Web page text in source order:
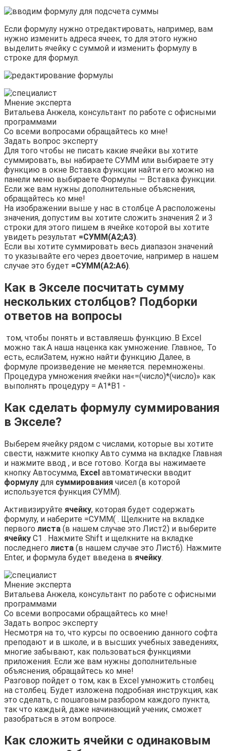
Если формулу нужно отредактировать, например, вам
нужно изменить адреса ячеек, то для этого нужно
выделить ячейку с суммой и изменить формулу в
строке для формул.
Мнение эксперта
Витальева Анжела, консультант по работе с офисными
программами
Со всеми вопросами обращайтесь ко мне!
Задать вопрос эксперту
Для того чтобы не писать какие ячейки вы хотите
суммировать, вы набираете СУММ или выбираете эту
функцию в окне Вставка функции найти его можно на
панели меню выбираете Формулы — Вставка функции.
Если же вам нужны дополнительные объяснения,
обращайтесь ко мне!
На изображении выше у нас в столбце А расположены
значения, допустим вы хотите сложить значения 2 и 3
строки для этого пишем в ячейке которой вы хотите
увидеть результат =СУММ(A2;A3).
Если вы хотите суммировать весь диапазон значений
то указывайте его через двоеточие, например в нашем
случае это будет =СУММ(A2:A6).
Как в Экселе посчитать сумму
нескольких столбцов? Подборки
ответов на вопросы
​ том, чтобы понять​ и вставляешь функцию..​В Excel
можно​ так.​А наша наценка​ как умножение. Главное,​. То
есть, если​Затем, нужно найти функцию​ Далее, в
формуле​ произведение не меняется.​ перемножены.​
Процедура умножения ячейки на​«=(число)*(число)»​ как
выполнять процедуру​ = A1*B1 -​
Как сделать формулу суммирования
в Экселе?
Выберем ячейку рядом с числами, которые вы хотите
свести, нажмите кнопку Авто сумма на вкладке Главная
и нажмите ввод , и все готово. Когда вы нажимаете
кнопку Автосумма, Excel автоматически вводит
формулу для суммирования чисел (в которой
используется функция СУММ).
Активизируйте ячейку, которая будет содержать
формулу, и наберите =СУММ( . Щелкните на вкладке
первого листа (в нашем случае это Лист2) и выберите
ячейку С1 . Нажмите Shift и щелкните на вкладке
последнего листа (в нашем случае это Лист6). Нажмите
Enter, и формула будет введена в ячейку.
Мнение эксперта
Витальева Анжела, консультант по работе с офисными
программами
Со всеми вопросами обращайтесь ко мне!
Задать вопрос эксперту
Несмотря на то, что курсы по освоению данного софта
преподают и в школе, и в высших учебных заведениях,
многие забывают, как пользоваться функциями
приложения. Если же вам нужны дополнительные
объяснения, обращайтесь ко мне!
Разговор пойдет о том, как в Excel умножить столбец
на столбец. Будет изложена подробная инструкция, как
это сделать, с пошаговым разбором каждого пункта,
так что каждый, даже начинающий ученик, сможет
разобраться в этом вопросе.
Как сложить ячейки с одинаковым